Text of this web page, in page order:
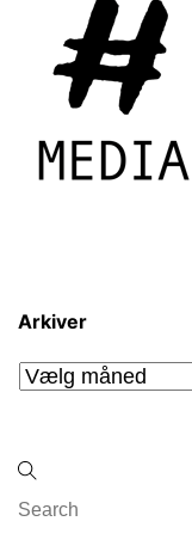
Arkiver
Arkiver